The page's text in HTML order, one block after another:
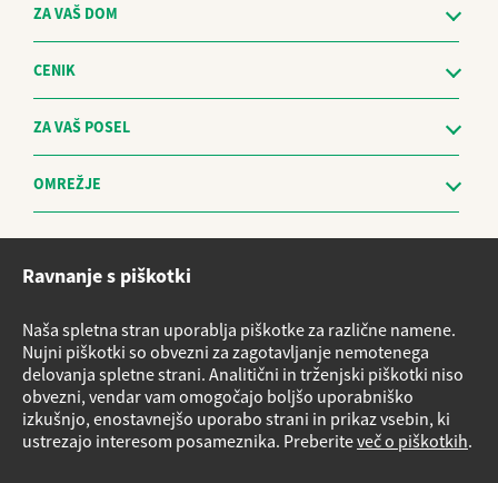
ZA VAŠ DOM
CENIK
ZA VAŠ POSEL
OMREŽJE
Sistem za prijavo nepravilnosti in obravnavo prijaviteljev - The
Vloge za storitve
Načrt nujnih ukrepov v primeru izrednih razmer
Izvensodno reševanje potrošniških sporov
Varnostni listi
Ravnanje s piškotki
Naša spletna stran uporablja piškotke za različne namene.
Nujni piškotki so obvezni za zagotavljanje nemotenega
delovanja spletne strani. Analitični in trženjski piškotki niso
obvezni, vendar vam omogočajo boljšo uporabniško
izkušnjo, enostavnejšo uporabo strani in prikaz vsebin, ki
ustrezajo interesom posameznika. Preberiteveč o piškotkih.